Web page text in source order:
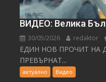
ВИДЕО: Велика
30/05/2026 redaktor
ЕДИН НОВ ПРОЧИТ НА
ПРЕВЪРНАТ...
актуално Видео